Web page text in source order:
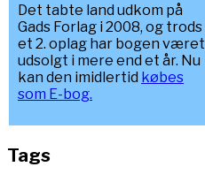
Det tabte land udkom på
Gads Forlag i 2008, og trods
et 2. oplag har bogen været
udsolgt i mere end et år. Nu
kan den imidlertid købes
som E-bog.
Tags